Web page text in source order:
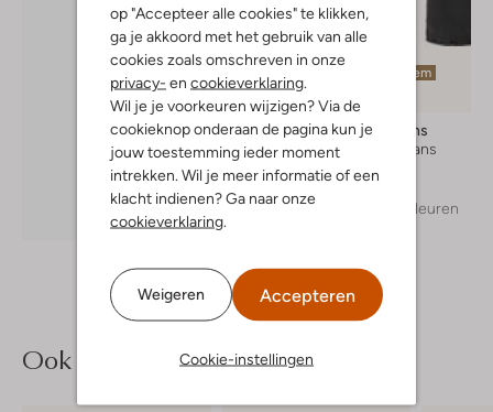
op "Accepteer alle cookies" te klikken,
ga je akkoord met het gebruik van alle
cookies zoals omschreven in onze
privacy- en cookieverklaring
Wil je je voorkeuren wijzigen? Via de
cookieknop onderaan de pagina kun je
jouw toestemming ieder moment
intrekken. Wil je meer informatie of een
klacht indienen? Ga naar onze
cookieverklaring
Weigeren Accepteren
Cookie-instellingen
Ontdek de look
Laatste item
Cars Jeans
Flared jeans
€ 39,99
+ meer kleuren
Ook iets voor jou?